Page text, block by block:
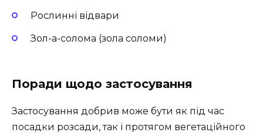
Рослинні відвари
Зол-а-солома (зола соломи)
Поради щодо застосування
Застосування добрив може бути як під час
посадки розсади, так і протягом вегетаційного